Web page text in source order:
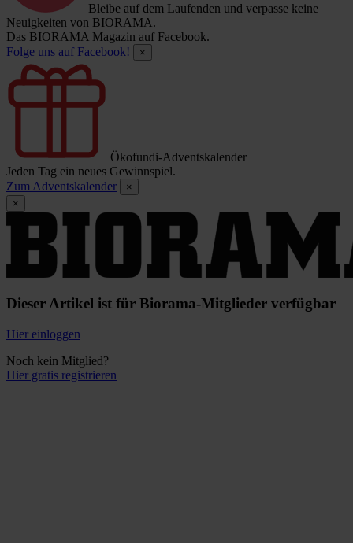
Bleibe auf dem Laufenden und verpasse keine
Neuigkeiten von BIORAMA.
Das BIORAMA Magazin auf Facebook.
Folge uns auf Facebook!
×
Ökofundi-Adventskalender
Jeden Tag ein neues Gewinnspiel.
Zum Adventskalender
×
×
Dieser Artikel ist für Biorama-Mitglieder verfügbar
Hier einloggen
Noch kein Mitglied?
Hier gratis registrieren